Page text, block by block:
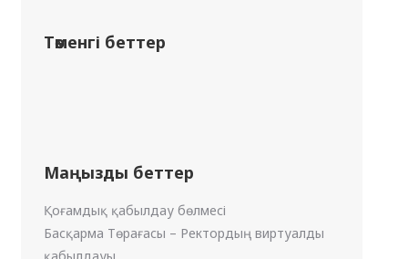
Төменгі беттер
Маңызды беттер
Қоғамдық қабылдау бөлмесі
Басқарма Төрағасы – Ректордың виртуалды